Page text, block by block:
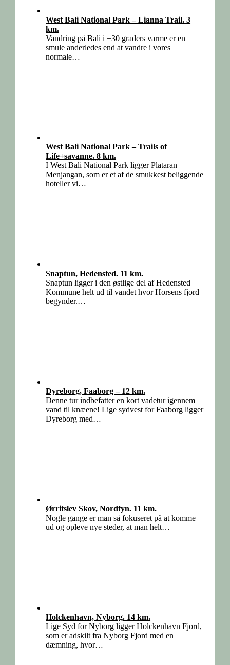
West Bali National Park – Lianna Trail. 3
km.
Vandring på Bali i +30 graders varme er en
smule anderledes end at vandre i vores
normale…
West Bali National Park – Trails of
Life+savanne. 8 km.
I West Bali National Park ligger Plataran
Menjangan, som er et af de smukkest beliggende
hoteller vi…
Snaptun, Hedensted. 11 km.
Snaptun ligger i den østlige del af Hedensted
Kommune helt ud til vandet hvor Horsens fjord
begynder.…
Dyreborg, Faaborg – 12 km.
Denne tur indbefatter en kort vadetur igennem
vand til knæene! Lige sydvest for Faaborg ligger
Dyreborg med…
Ørritslev Skov, Nordfyn. 11 km.
Nogle gange er man så fokuseret på at komme
ud og opleve nye steder, at man helt…
Holckenhavn, Nyborg. 14 km.
Lige Syd for Nyborg ligger Holckenhavn Fjord,
som er adskilt fra Nyborg Fjord med en
dæmning, hvor…